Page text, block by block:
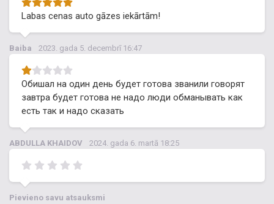
Labas cenas auto gāzes iekārtām!
Baiba 2023. gada 5. decembrī 16:47
Обишал на один день будет готова званили говорят
завтра будет готова не надо люди обманывать как
есть так и надо сказать
ABDULLA KHAIDOV 2024. gada 6. martā 18:25
Pievieno savu atsauksmi